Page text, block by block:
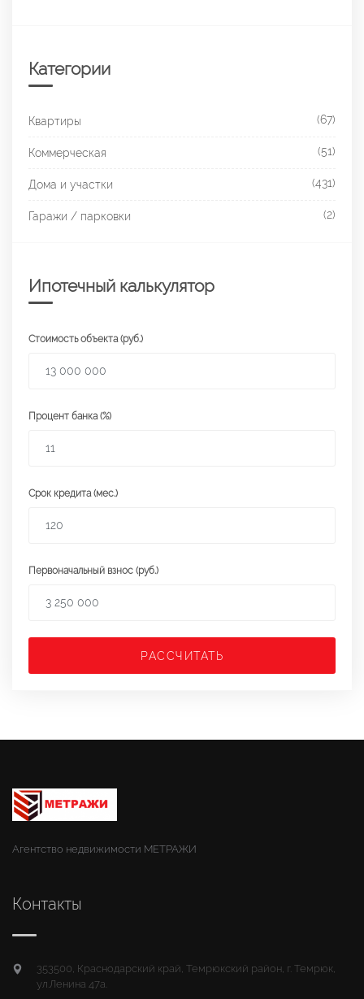
Категории
Квартиры (67)
Коммерческая (51)
Дома и участки (431)
Гаражи / парковки (2)
Ипотечный калькулятор
Стоимость объекта (руб.)
Процент банка (%)
Срок кредита (мес.)
Первоначальный взнос (руб.)
РАССЧИТАТЬ
Агентство недвижимости МЕТРАЖИ
Контакты
353500, Краснодарский край, Темрюкский район, г. Темрюк,
ул.Ленина 47а.